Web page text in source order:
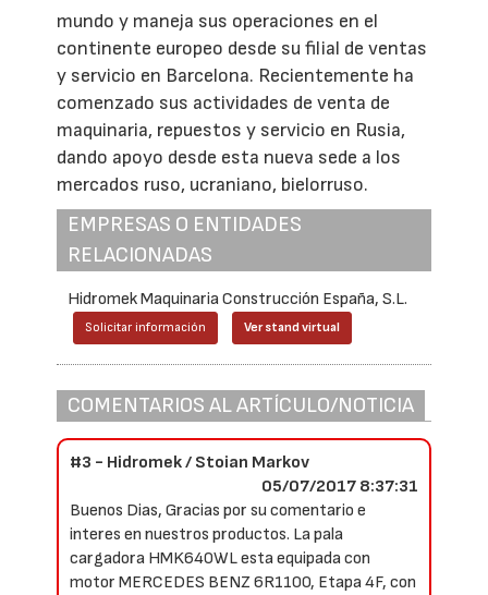
mundo y maneja sus operaciones en el
continente europeo desde su filial de ventas
y servicio en Barcelona. Recientemente ha
comenzado sus actividades de venta de
maquinaria, repuestos y servicio en Rusia,
dando apoyo desde esta nueva sede a los
mercados ruso, ucraniano, bielorruso.
EMPRESAS O ENTIDADES
RELACIONADAS
Hidromek Maquinaria Construcción España, S.L.
Solicitar información Ver stand virtual
COMENTARIOS AL ARTÍCULO/NOTICIA
#3 - Hidromek / Stoian Markov
05/07/2017 8:37:31
Buenos Dias, Gracias por su comentario e
interes en nuestros productos. La pala
cargadora HMK640WL esta equipada con
motor MERCEDES BENZ 6R1100, Etapa 4F, con